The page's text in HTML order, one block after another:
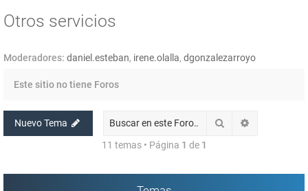
Otros servicios
Moderadores: daniel.esteban, irene.olalla, dgonzalezarroyo
Este sitio no tiene Foros
Nuevo Tema Buscar
11 temas • Página 1 de 1